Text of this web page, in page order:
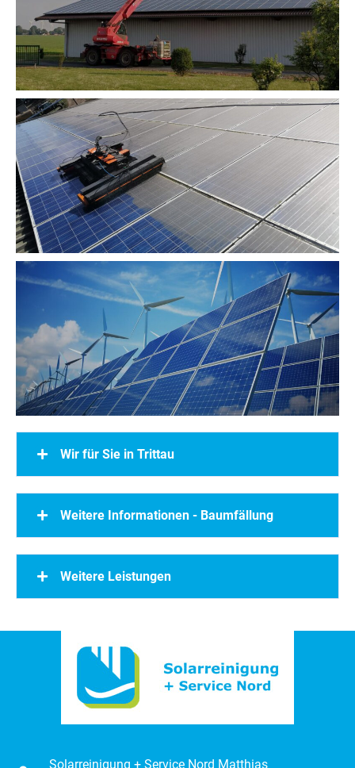
Wir für Sie in Trittau
Weitere Informationen - Baumfällung
Weitere Leistungen
Solarreinigung + Service Nord Matthias